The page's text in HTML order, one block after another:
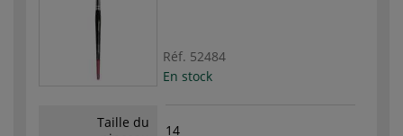
Réf. 52484
En stock
Taille du
14